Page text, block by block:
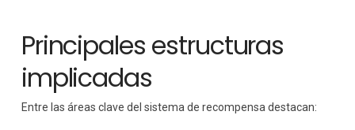
Principales estructuras
implicadas
Entre las áreas clave del sistema de recompensa destacan: